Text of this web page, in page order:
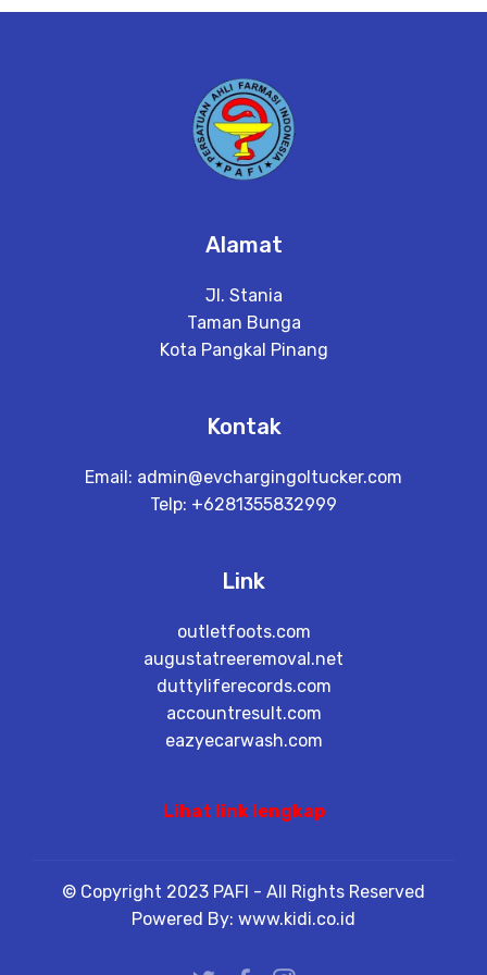
Alamat
Jl. Stania
Taman Bunga
Kota Pangkal Pinang
Kontak
Email: admin@evchargingoltucker.com
Telp: +6281355832999
Link
outletfoots.com
augustatreeremoval.net
duttyliferecords.com
accountresult.com
eazyecarwash.com
Lihat link lengkap
© Copyright 2023 PAFI - All Rights Reserved
Powered By: www.kidi.co.id